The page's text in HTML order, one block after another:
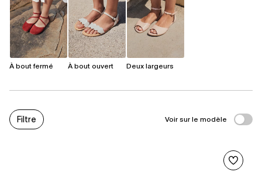
À bout fermé À bout ouvert Deux largeurs
Filtre Voir sur le modèle